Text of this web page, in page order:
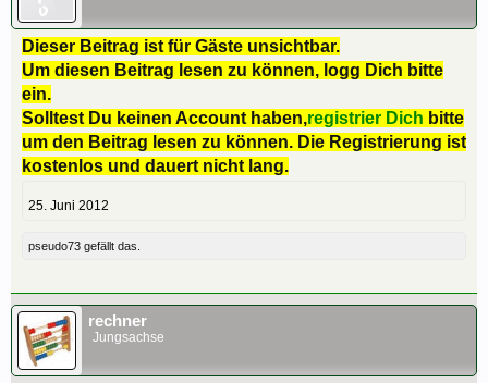
Dieser Beitrag ist für Gäste unsichtbar.
Um diesen Beitrag lesen zu können, logg Dich bitte
ein.
Solltest Du keinen Account haben,registrier Dich bitte
um den Beitrag lesen zu können. Die Registrierung ist
kostenlos und dauert nicht lang.
25. Juni 2012
pseudo73 gefällt das.
rechner
Jungsachse